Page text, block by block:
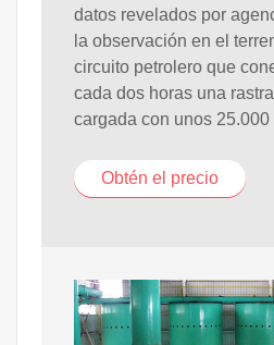
datos revelados por
la observación en el
circuito petrolero que
cada dos horas una
cargada con unos 25.000
Obtén el precio